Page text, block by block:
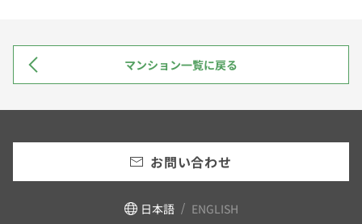
マンション一覧に戻る
お問い合わせ
日本語 ENGLISH